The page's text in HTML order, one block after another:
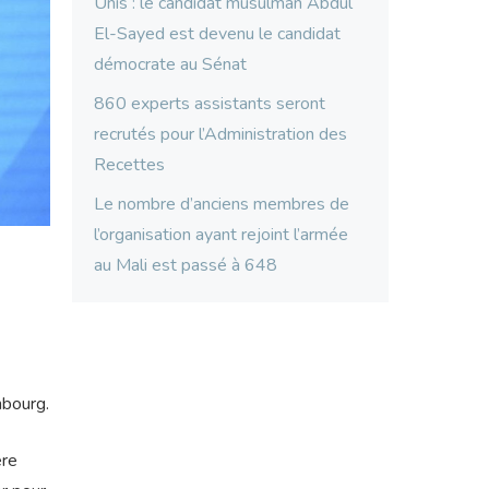
El-Sayed est devenu le candidat
démocrate au Sénat
860 experts assistants seront
recrutés pour l’Administration des
Recettes
Le nombre d’anciens membres de
l’organisation ayant rejoint l’armée
au Mali est passé à 648